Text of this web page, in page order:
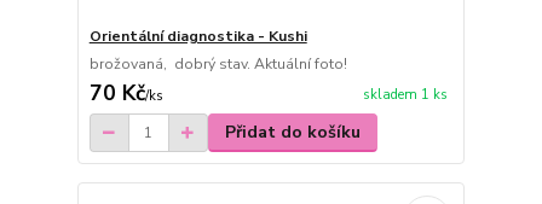
Orientální diagnostika - Kushi
brožovaná, dobrý stav. Aktuální foto!
70 Kč/ks skladem 1 ks
Přidat do košíku